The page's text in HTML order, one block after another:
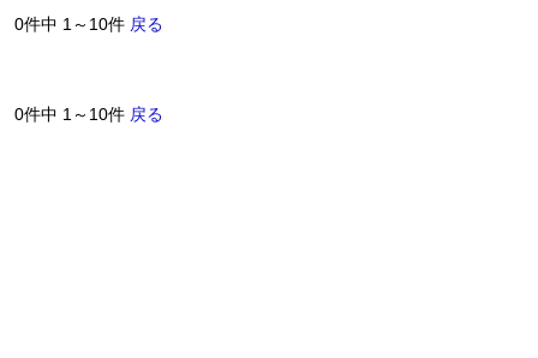
0件中 1～10件 戻る
0件中 1～10件 戻る